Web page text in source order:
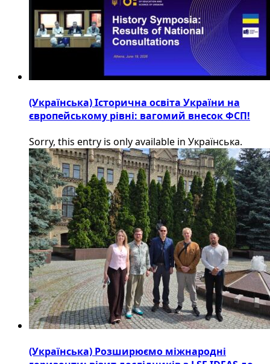
(Українська) Історична освіта України на
європейському рівні: вагомий внесок ФСП!
Sorry, this entry is only available in Українська.
(Українська) Розширюємо міжнародні